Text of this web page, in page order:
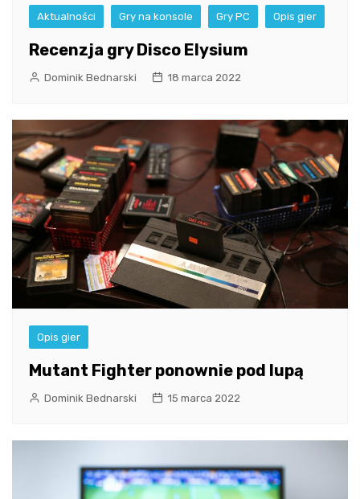
Aktualności Gry na konsole Gry PC Opis gier
Recenzja gry Disco Elysium
Dominik Bednarski 18 marca 2022
Opis gier
Mutant Fighter ponownie pod lupą
Dominik Bednarski 15 marca 2022